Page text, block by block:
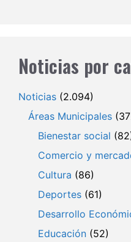
Noticias por
Noticias (2.094)
Áreas Municipales
Bienestar social
Comercio y
Cultura (86)
Deportes (61)
Desarrollo
Educación (52)